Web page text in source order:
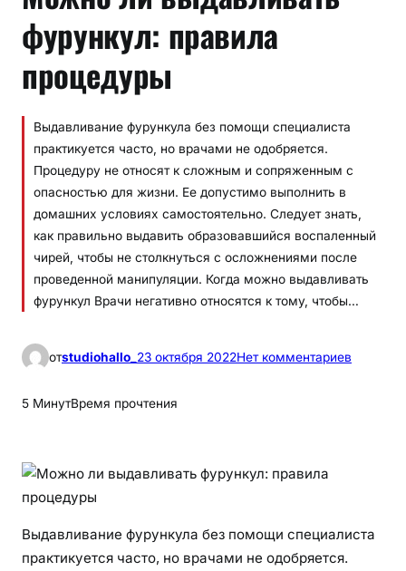
фурункул: правила
процедуры
Выдавливание фурункула без помощи специалиста
практикуется часто, но врачами не одобряется.
Процедуру не относят к сложным и сопряженным с
опасностью для жизни. Ее допустимо выполнить в
домашних условиях самостоятельно. Следует знать,
как правильно выдавить образовавшийся воспаленный
чирей, чтобы не столкнуться с осложнениями после
проведенной манипуляции. Когда можно выдавливать
фурункул Врачи негативно относятся к тому, чтобы…
отstudiohallo_ 23 октября 2022Нет комментариев
в
5 МинутВремя прочтения
Выдавливание фурункула без помощи специалиста
практикуется часто, но врачами не одобряется.